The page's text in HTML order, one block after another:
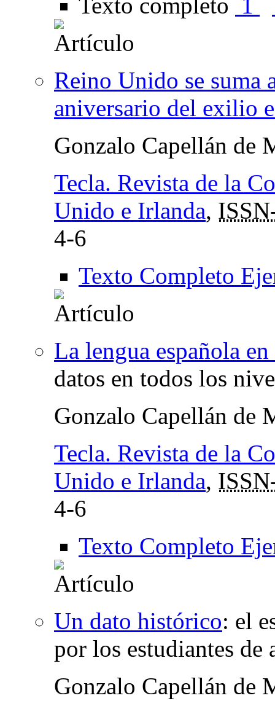
Reino Unido se suma
aniversario del exilio
Gonzalo Capellán de
Tecla. Revista de la
Unido e Irlanda,
4-6
Texto Completo
La lengua española
datos en todos los
Gonzalo Capellán de
Tecla. Revista de la
Unido e Irlanda,
4-6
Texto Completo
Un dato histórico: el
por los estudiantes de
Gonzalo Capellán de